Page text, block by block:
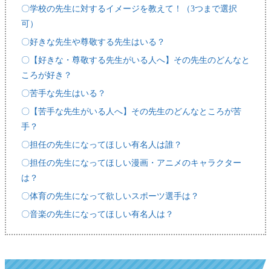
〇学校の先生に対するイメージを教えて！（3つまで選択
可）
〇好きな先生や尊敬する先生はいる？
〇【好きな・尊敬する先生がいる人へ】その先生のどんなと
ころが好き？
〇苦手な先生はいる？
〇【苦手な先生がいる人へ】その先生のどんなところが苦
手？
〇担任の先生になってほしい有名人は誰？
〇担任の先生になってほしい漫画・アニメのキャラクター
は？
〇体育の先生になって欲しいスポーツ選手は？
〇音楽の先生になってほしい有名人は？